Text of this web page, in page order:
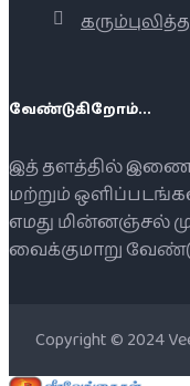
வேண்டுகிறோம்...
இத் தளத்தில்
மற்றும்
எமது மின்னஞ்சல்
வைக்குமாறு
Copyright © 2024